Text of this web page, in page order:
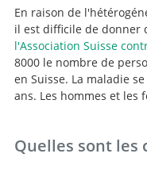
En raison de
il est difficile de donner
l'Association Suisse
8000 le nombre de
en Suisse. La maladie
ans. Les hommes et les
Quelles sont les